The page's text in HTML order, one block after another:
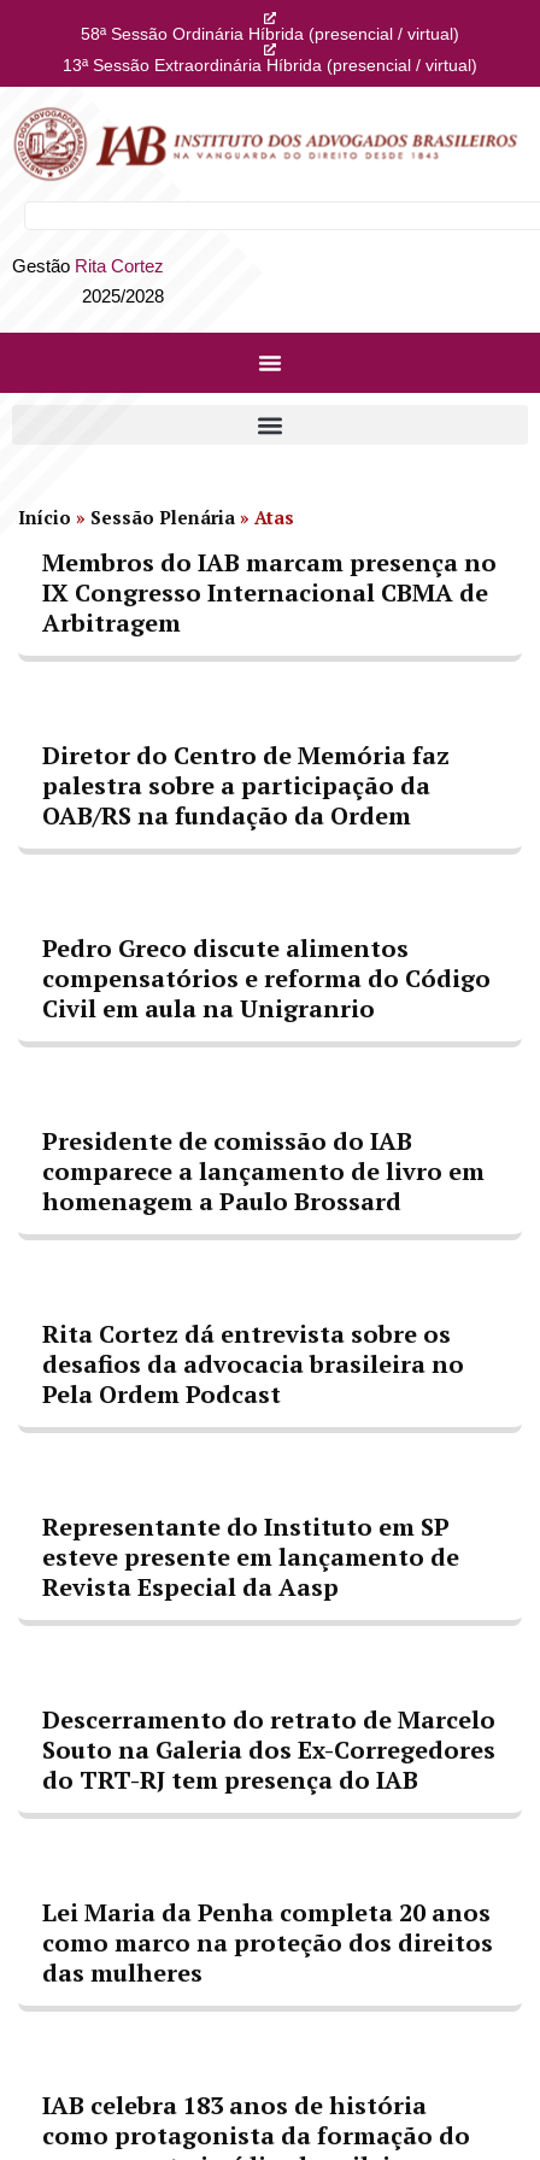
58ª Sessão Ordinária Híbrida (presencial / virtual)
13ª Sessão Extraordinária Híbrida (presencial / virtual)
Gestão Rita Cortez
2025/2028
Início » Sessão Plenária » Atas
Membros do IAB marcam presença no
IX Congresso Internacional CBMA de
Arbitragem
Diretor do Centro de Memória faz
palestra sobre a participação da
OAB/RS na fundação da Ordem
Pedro Greco discute alimentos
compensatórios e reforma do Código
Civil em aula na Unigranrio
Presidente de comissão do IAB
comparece a lançamento de livro em
homenagem a Paulo Brossard
Rita Cortez dá entrevista sobre os
desafios da advocacia brasileira no
Pela Ordem Podcast
Representante do Instituto em SP
esteve presente em lançamento de
Revista Especial da Aasp
Descerramento do retrato de Marcelo
Souto na Galeria dos Ex-Corregedores
do TRT-RJ tem presença do IAB
Lei Maria da Penha completa 20 anos
como marco na proteção dos direitos
das mulheres
IAB celebra 183 anos de história
como protagonista da formação do